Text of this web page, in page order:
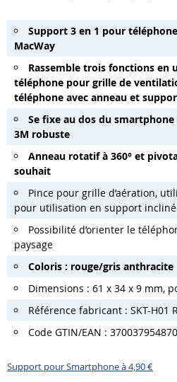
Support 3 en 1 pour téléphone
MacWay
Rassemble trois fonctions en
téléphone pour grille de
téléphone avec anneau et
Se fixe au dos du
3M robuste
Anneau rotatif à 360° et
souhait
Pince pour grille d’aération,
pour utilisation en support incliné
Possibilité d’orienter le
paysage
Coloris : rouge/gris anthracite
Dimensions : 61 x 34 x 9 mm,
Référence fabricant : SKT-H01
Code GTIN/EAN :
Support pour Smartphone à 4,90 €